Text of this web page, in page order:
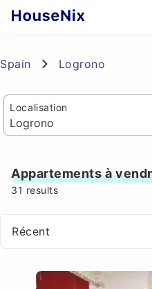
Spain Logrono
Localisation
Appartements à
31 results
Récent